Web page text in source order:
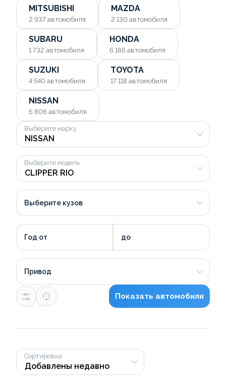
MITSUBISHI
2 937 автомобиля
MAZDA
2 130 автомобиля
SUBARU
1 732 автомобиля
HONDA
6 186 автомобиля
SUZUKI
4 540 автомобиля
TOYOTA
17 118 автомобиля
NISSAN
6 808 автомобиля
Выберите марку
Выберите модель
Выберите кузов
Год от до
Привод
Показать автомобили
Сортировка